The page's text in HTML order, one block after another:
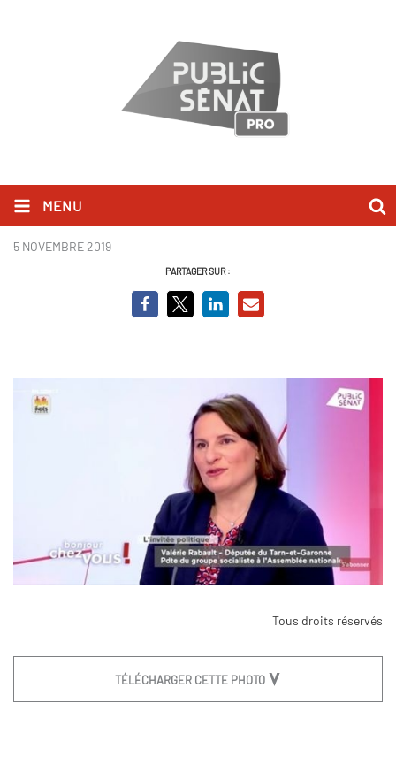
MENU
rabault.jpg
5 NOVEMBRE 2019
PARTAGER SUR :
Tous droits réservés
TÉLÉCHARGER CETTE PHOTO